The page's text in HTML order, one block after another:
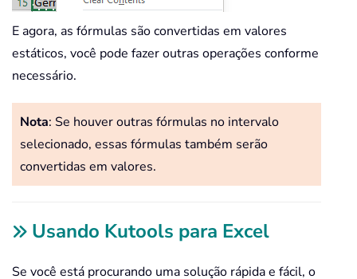
E agora, as fórmulas são convertidas em valores
estáticos, você pode fazer outras operações conforme
necessário.
Nota: Se houver outras fórmulas no intervalo
selecionado, essas fórmulas também serão
convertidas em valores.
Usando Kutools para Excel
Se você está procurando uma solução rápida e fácil, o